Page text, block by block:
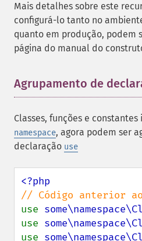
Mais detalhes sobre este
configurá-lo tanto no
quanto em produção, podem
página do manual do
Agrupamento de
Classes, funções e
namespace, agora podem ser
declaração use
use
use
use